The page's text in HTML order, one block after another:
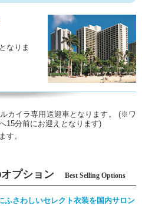
なりま
カイラ専用送迎車となります。 (※ワ
15分前にお迎えとなります)
す。
オプション Best Selling Options
ふさわしいセレクト衣装を国内サロン